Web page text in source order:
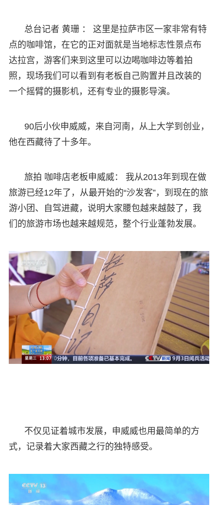
总台记者 黄珊 ： 这里是拉萨市区一家非常有特
点的咖啡馆，在它的正对面就是当地标志性景点布
达拉宫，游客们来到这里可以边喝咖啡边等着拍
照，现场我们可以看到有老板自己购置并且改装的
一个摇臂的摄影机，还有专业的摄影导演。
90后小伙申威威，来自河南，从上大学到创业，
他在西藏待了十多年。
旅拍 咖啡店老板申威威： 我从2013年到现在做
旅游已经12年了，从最开始的“沙发客”，到现在的旅
游小团、自驾进藏，说明大家腰包越来越鼓了，我
们的旅游市场也越来越规范，整个行业蓬勃发展。
不仅见证着城市发展，申威威也用最简单的方
式，记录着大家西藏之行的独特感受。